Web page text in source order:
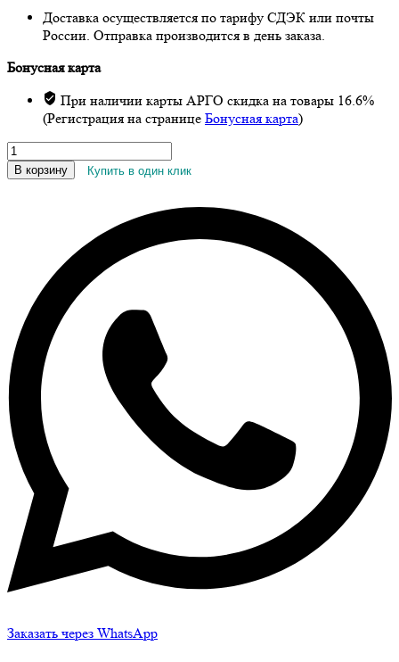
Доставка осуществляется по тарифу СДЭК или почты
России. Отправка производится в день заказа.
Бонусная карта
При наличии карты АРГО скидка на товары 16.6%
(Регистрация на странице Бонусная карта)
Количество
товара
Концентрат
В корзину Купить в один клик
Заказать через WhatsApp